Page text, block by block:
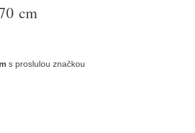
cm
s proslulou značkou